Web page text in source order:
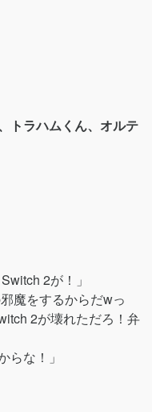
トラハムくん、オルテ
2が！」
魔をするからだwっ
2が壊れただろ！弁
らな！」